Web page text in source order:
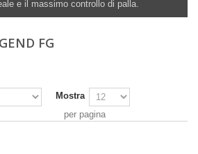
e il massimo controllo di palla.
FG
Mostra
per pagina